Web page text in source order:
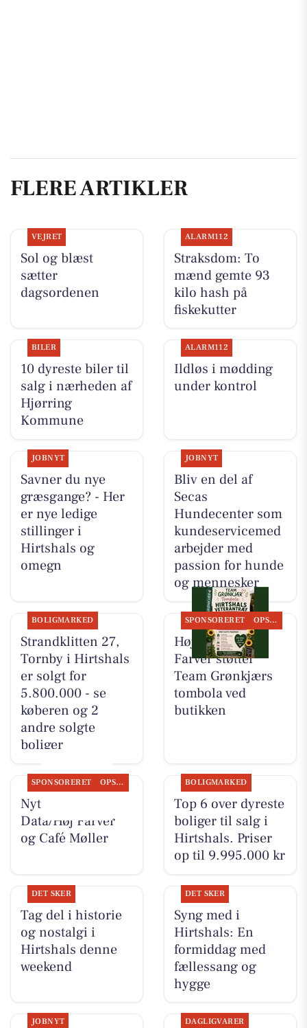
FLERE ARTIKLER
VEJRET
Sol og blæst
sætter
dagsordenen
ALARM112
Straksdom: To
mænd gemte 93
kilo hash på
fiskekutter
BILER
10 dyreste biler til
salg i nærheden af
Hjørring
Kommune
ALARM112
Ildløs i mødding
under kontrol
JOBNYT
Savner du nye
græsgange? - Her
er nye ledige
stillinger i
Hirtshals og
omegn
JOBNYT
Bliv en del af
Secas
Hundecenter som
kundeservicemed
arbejder med
passion for hunde
og mennesker
BOLIGMARKED
Strandklitten 27,
Tornby i Hirtshals
er solgt for
5.800.000 - se
køberen og 2
andre solgte
boliger
SPONSORERET OPSLAGSTAVLEN
Høj Data/Høj
Farver støtter
Team Grønkjærs
tombola ved
butikken
SPONSORERET OPSLAGSTAVLEN
Nyt fra Høj
Data/Høj Farver
og Café Møller
BOLIGMARKED
Top 6 over dyreste
boliger til salg i
Hirtshals. Priser
op til 9.995.000 kr
DET SKER
Tag del i historie
og nostalgi i
Hirtshals denne
weekend
DET SKER
Syng med i
Hirtshals: En
formiddag med
fællessang og
hygge
JOBNYT DAGLIGVARER